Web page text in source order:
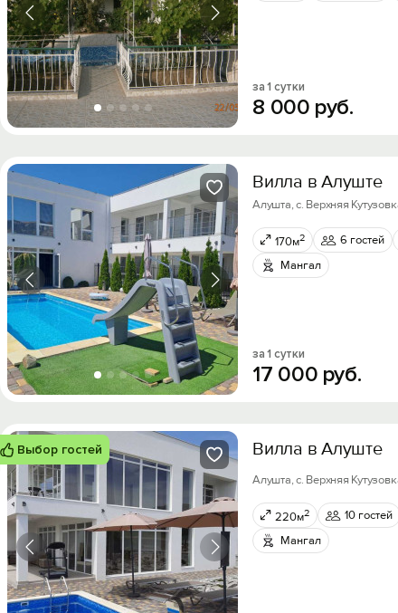
за 1 сутки
8 000 руб.
Вилла в Алуште
Алушта, с. Верхняя
170м2 6 гостей
Мангал
за 1 сутки
17 000 руб.
Выбор гостей Вилла в Алуште
Алушта, с. Верхняя
220м2 10 гостей
Мангал